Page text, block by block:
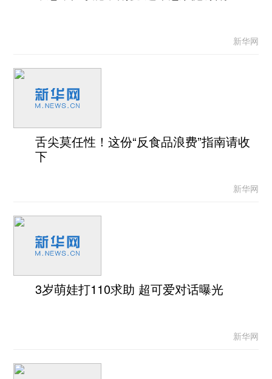
新华网
舌尖莫任性！这份“反食品浪费”指南请收
下
新华网
3岁萌娃打110求助 超可爱对话曝光
新华网